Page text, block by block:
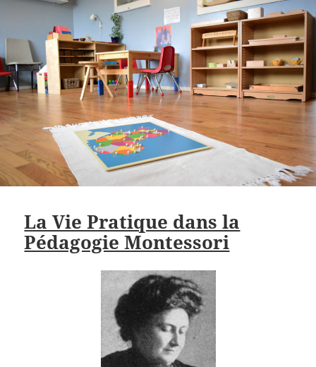
La Vie Pratique dans la
Pédagogie Montessori